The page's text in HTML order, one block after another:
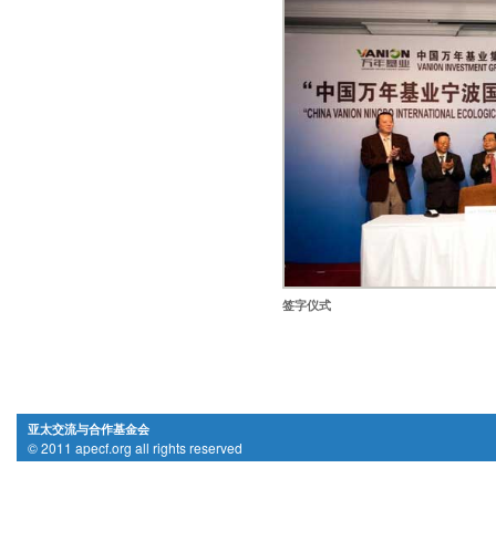
签字仪式
亚太交流与合作基金会
© 2011 apecf.org all rights reserved